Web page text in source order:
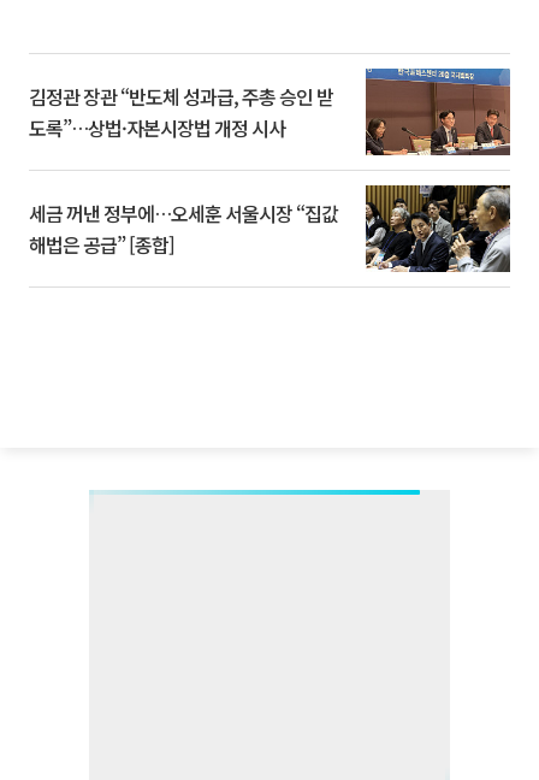
김정관 장관 “반도체 성과급, 주총 승인 받
도록”…상법·자본시장법 개정 시사
세금 꺼낸 정부에…오세훈 서울시장 “집값
해법은 공급” [종합]